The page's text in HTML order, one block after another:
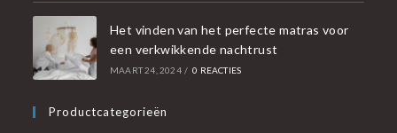
Het vinden van het perfecte matras voor
een verkwikkende nachtrust
MAART 24, 2024 / 0 REACTIES
Productcategorieën